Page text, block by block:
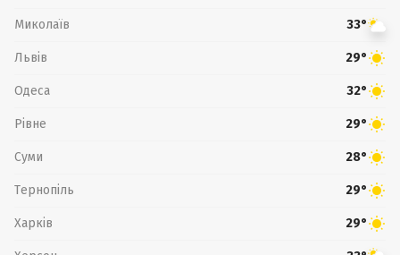
Миколаїв 33°
Львів 29°
Одеса 32°
Рівне 29°
Суми 28°
Тернопіль 29°
Харків 29°